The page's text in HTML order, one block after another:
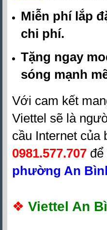
Miễn phí lắp
chi phí.
Tặng ngay
sóng mạnh
Với cam kết
Viettel sẽ là
cầu Internet của
0981.577.707
phường An
❖ Viettel An